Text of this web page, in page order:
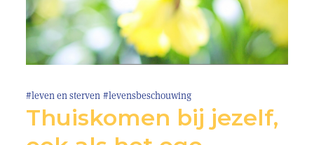
#leven en sterven #levensbeschouwing
Thuiskomen bij jezelf,